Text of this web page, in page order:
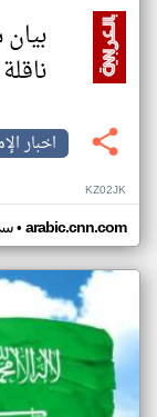
اخبار
KZ02JK
• arabic.cnn.com